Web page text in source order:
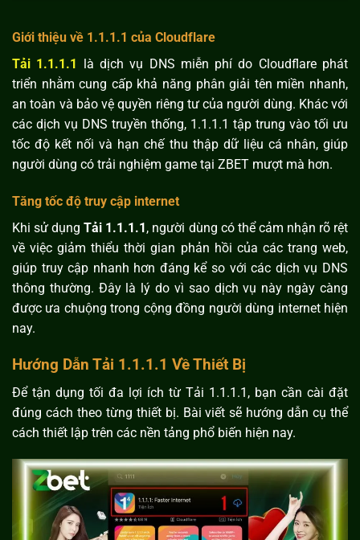
Giới thiệu về 1.1.1.1 của Cloudflare
Tải 1.1.1.1
là dịch vụ DNS miễn phí do Cloudflare phát
triển nhằm cung cấp khả năng phân giải tên miền nhanh,
an toàn và bảo vệ quyền riêng tư của người dùng. Khác với
các dịch vụ DNS truyền thống, 1.1.1.1 tập trung vào tối ưu
tốc độ kết nối và hạn chế thu thập dữ liệu cá nhân, giúp
người dùng có trải nghiệm game tại ZBET mượt mà hơn.
Tăng tốc độ truy cập internet
Khi sử dụngTải 1.1.1.1 , người dùng có thể cảm nhận rõ rệt
về việc giảm thiểu thời gian phản hồi của các trang web,
giúp truy cập nhanh hơn đáng kể so với các dịch vụ DNS
thông thường. Đây là lý do vì sao dịch vụ này ngày càng
được ưa chuộng trong cộng đồng người dùng internet hiện
nay.
Hướng Dẫn Tải 1.1.1.1 Về Thiết Bị
Để tận dụng tối đa lợi ích từ Tải 1.1.1.1, bạn cần cài đặt
đúng cách theo từng thiết bị. Bài viết sẽ hướng dẫn cụ thể
cách thiết lập trên các nền tảng phổ biến hiện nay.